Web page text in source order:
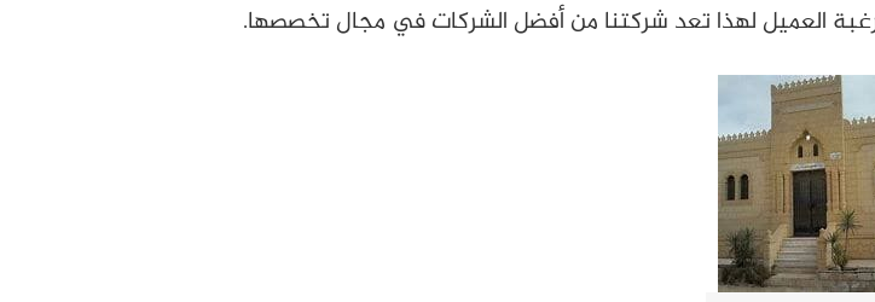
العميل لهذا تعد شركتنا من أفضل الشركات في مجال تخصصها.